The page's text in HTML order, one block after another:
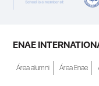
ENAE
Área alumni Área Enae